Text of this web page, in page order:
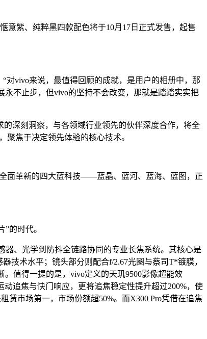
意紫、纯粹黑四款配色将于10月17日正式发售，起售
对vivo来说，最值得回顾的成就，是用户的相册中，那
不止步，但vivo的坚持不会改变，那就是踏踏实实把
深刻洞察，与各领域行业领先的伙伴深度合作，将全
焦于决定领先体验的核心技术。
面革新的四大蓝科技——蓝晶、蓝河、蓝海、蓝图，正
的时代。
器、光学到防抖全链路协同的专业长焦系统。其核心是
技术水平；镜头部分则配合f/2.67光圈与蔡司T*镀膜，
值得一提的是，vivo定义的天玑9500影像超能效
追焦与快门响应，更将追焦稳定性提升超过200%，使
赁市场第一，市场份额超50%。而X300 Pro凭借在追焦